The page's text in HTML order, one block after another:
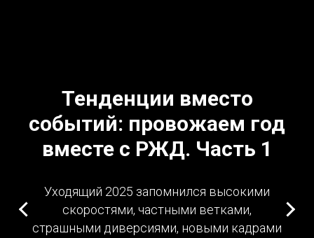
Тенденции вместо
событий: провожаем год
вместе с РЖД. Часть 1
Уходящий 2025 запомнился высокими
скоростями, частными ветками,
страшными диверсиями, новыми кадрами